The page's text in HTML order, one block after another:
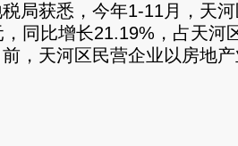
局获悉，今年1-11月，天
，同比增长21.19%，占天河
天河区民营企业以房地产